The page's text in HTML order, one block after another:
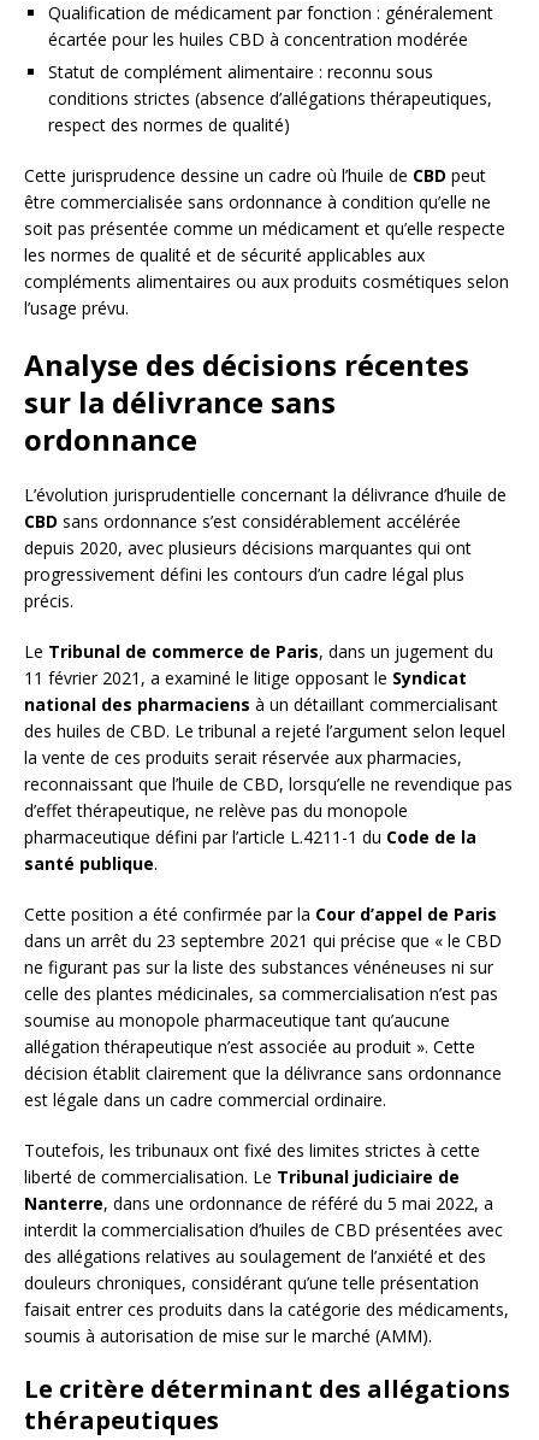
Qualification de médicament par fonction : généralement
écartée pour les huiles CBD à concentration modérée
Statut de complément alimentaire : reconnu sous
conditions strictes (absence d’allégations thérapeutiques,
respect des normes de qualité)
Cette jurisprudence dessine un cadre où l’huile de CBD peut
être commercialisée sans ordonnance à condition qu’elle ne
soit pas présentée comme un médicament et qu’elle respecte
les normes de qualité et de sécurité applicables aux
compléments alimentaires ou aux produits cosmétiques selon
l’usage prévu.
Analyse des décisions récentes
sur la délivrance sans
ordonnance
L’évolution jurisprudentielle concernant la délivrance d’huile de
CBD sans ordonnance s’est considérablement accélérée
depuis 2020, avec plusieurs décisions marquantes qui ont
progressivement défini les contours d’un cadre légal plus
précis.
Le Tribunal de commerce de Paris, dans un jugement du
11 février 2021, a examiné le litige opposant le Syndicat
national des pharmaciens à un détaillant commercialisant
des huiles de CBD. Le tribunal a rejeté l’argument selon lequel
la vente de ces produits serait réservée aux pharmacies,
reconnaissant que l’huile de CBD, lorsqu’elle ne revendique pas
d’effet thérapeutique, ne relève pas du monopole
pharmaceutique défini par l’article L.4211-1 du Code de la
santé publique.
Cette position a été confirmée par la Cour d’appel de Paris
dans un arrêt du 23 septembre 2021 qui précise que « le CBD
ne figurant pas sur la liste des substances vénéneuses ni sur
celle des plantes médicinales, sa commercialisation n’est pas
soumise au monopole pharmaceutique tant qu’aucune
allégation thérapeutique n’est associée au produit ». Cette
décision établit clairement que la délivrance sans ordonnance
est légale dans un cadre commercial ordinaire.
Toutefois, les tribunaux ont fixé des limites strictes à cette
liberté de commercialisation. Le Tribunal judiciaire de
Nanterre, dans une ordonnance de référé du 5 mai 2022, a
interdit la commercialisation d’huiles de CBD présentées avec
des allégations relatives au soulagement de l’anxiété et des
douleurs chroniques, considérant qu’une telle présentation
faisait entrer ces produits dans la catégorie des médicaments,
soumis à autorisation de mise sur le marché (AMM).
Le critère déterminant des allégations
thérapeutiques